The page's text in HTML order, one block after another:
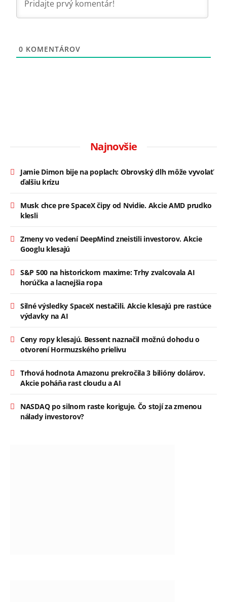
0 KOMENTÁROV
Najnovšie
Jamie Dimon bije na poplach: Obrovský dlh môže vyvolať
ďalšiu krízu
Musk chce pre SpaceX čipy od Nvidie. Akcie AMD prudko
klesli
Zmeny vo vedení DeepMind zneistili investorov. Akcie
Googlu klesajú
S&P 500 na historickom maxime: Trhy zvalcovala AI
horúčka a lacnejšia ropa
Silné výsledky SpaceX nestačili. Akcie klesajú pre rastúce
výdavky na AI
Ceny ropy klesajú. Bessent naznačil možnú dohodu o
otvorení Hormuzského prielivu
Trhová hodnota Amazonu prekročila 3 bilióny dolárov.
Akcie poháňa rast cloudu a AI
NASDAQ po silnom raste koriguje. Čo stojí za zmenou
nálady investorov?